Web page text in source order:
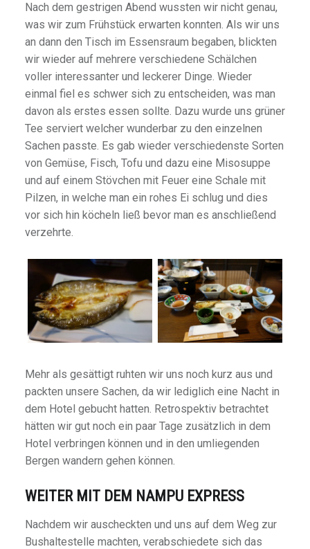
Nach dem gestrigen Abend wussten wir nicht genau,
was wir zum Frühstück erwarten konnten. Als wir uns
an dann den Tisch im Essensraum begaben, blickten
wir wieder auf mehrere verschiedene Schälchen
voller interessanter und leckerer Dinge. Wieder
einmal fiel es schwer sich zu entscheiden, was man
davon als erstes essen sollte. Dazu wurde uns grüner
Tee serviert welcher wunderbar zu den einzelnen
Sachen passte. Es gab wieder verschiedenste Sorten
von Gemüse, Fisch, Tofu und dazu eine Misosuppe
und auf einem Stövchen mit Feuer eine Schale mit
Pilzen, in welche man ein rohes Ei schlug und dies
vor sich hin köcheln ließ bevor man es anschließend
verzehrte.
Mehr als gesättigt ruhten wir uns noch kurz aus und
packten unsere Sachen, da wir lediglich eine Nacht in
dem Hotel gebucht hatten. Retrospektiv betrachtet
hätten wir gut noch ein paar Tage zusätzlich in dem
Hotel verbringen können und in den umliegenden
Bergen wandern gehen können.
WEITER MIT DEM NAMPU EXPRESS
Nachdem wir auscheckten und uns auf dem Weg zur
Bushaltestelle machten, verabschiedete sich das